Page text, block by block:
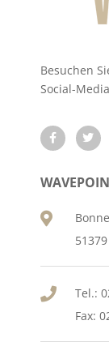
Besuchen
Social-
Tel.:
Fax: